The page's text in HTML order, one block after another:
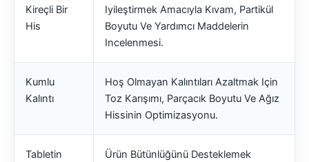
Kireçli Bir
His
Iyileştirmek Amacıyla Kıvam, Partikül
Boyutu Ve Yardımcı Maddelerin
Incelenmesi.
Kumlu
Kalıntı
Hoş Olmayan Kalıntıları Azaltmak Için
Toz Karışımı, Parçacık Boyutu Ve Ağız
Hissinin Optimizasyonu.
Tabletin
Ürün Bütünlüğünü Desteklemek